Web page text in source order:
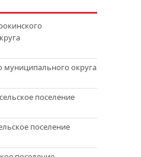
муниципального округа
поселение
поселение